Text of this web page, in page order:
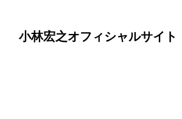
小林宏之オフィシャルサイト